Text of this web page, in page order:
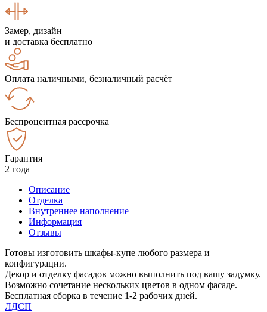
Замер, дизайн
и доставка бесплатно
Оплата наличными, безналичный расчёт
Беспроцентная рассрочка
Гарантия
2 года
Описание
Отделка
Внутреннее наполнение
Информация
Отзывы
Готовы изготовить шкафы-купе любого размера и
конфигурации.
Декор и отделку фасадов можно выполнить под вашу задумку.
Возможно сочетание нескольких цветов в одном фасаде.
Бесплатная сборка в течение 1-2 рабочих дней.
ЛДСП